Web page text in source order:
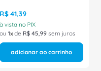
R$ 41,39
à vista no PIX
ou 1 de R$ 45,99 sem juros
adicionar ao carrinho